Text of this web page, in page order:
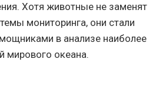
Хотя животные не заменят
мониторинга, они стали
в анализе наиболее
мирового океана.